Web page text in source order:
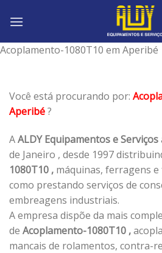
Acoplamento-1080T10 em Aperibé
Você está procurando por:
Aperibé?
AALDY Equipamentos e Serviços
de Janeiro , desde 1997
1080T10 , máquinas, ferragens
como prestando serviços de
embreagens industriais.
A empresa dispõe da mais
de Acoplamento-1080T10 ,
mancais de rolamentos, contra-